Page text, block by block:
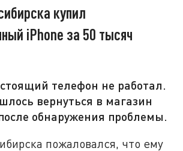
купил
iPhone за 50 тысяч
телефон не работал.
вернуться в магазин
обнаружения проблемы.
пожаловался, что ему